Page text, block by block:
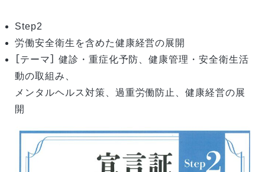
Step2
労働安全衛生を含めた健康経営の展開
［テーマ］ 健診・重症化予防、健康管理・安全衛生活
動の取組み、
メンタルヘルス対策、過重労働防止、健康経営の展
開